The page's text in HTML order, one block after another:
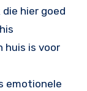
hier goed
huis is voor
emotionele